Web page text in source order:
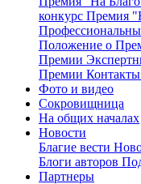
конкурс Премия
Положение о
Премии
Премии Контакты
Фото и видео
Сокровищница
На общих началах
Новости
Благие вести
Блоги авторов
Партнеры